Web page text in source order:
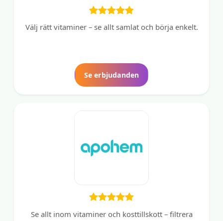
Välj rätt vitaminer – se allt samlat och börja enkelt.
Se erbjudanden
Se allt inom vitaminer och kosttillskott – filtrera